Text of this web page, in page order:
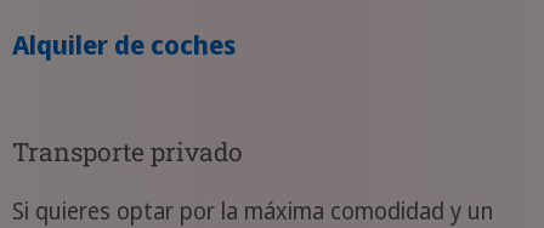
Alquiler de coches
Transporte privado
Si quieres optar por la máxima comodidad y un